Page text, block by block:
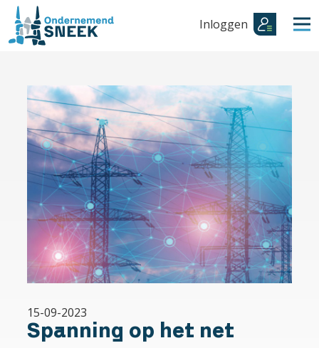
Inloggen
15-09-2023
Spanning op het net